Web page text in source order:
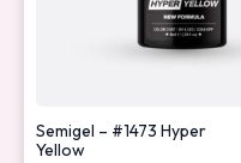
Semigel – #1473 Hyper
Yellow